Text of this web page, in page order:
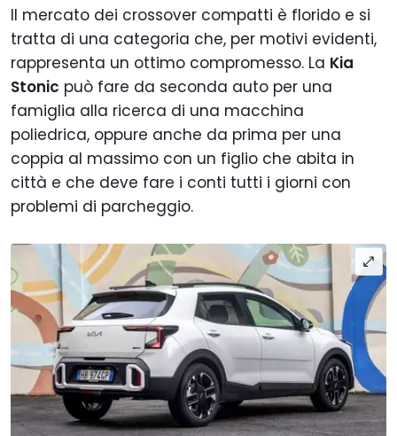
Il mercato dei crossover compatti è florido e si
tratta di una categoria che, per motivi evidenti,
rappresenta un ottimo compromesso. La Kia
Stonic può fare da seconda auto per una
famiglia alla ricerca di una macchina
poliedrica, oppure anche da prima per una
coppia al massimo con un figlio che abita in
città e che deve fare i conti tutti i giorni con
problemi di parcheggio.